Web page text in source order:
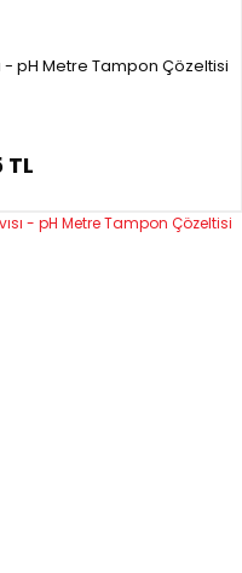
- pH Metre Tampon Çözeltisi
TL